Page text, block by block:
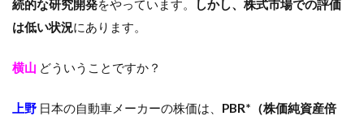
続的な研究開発をやっています。
しかし、株式市場での評価
は低い状況にあります。
横山 どういうことですか？
上野 日本の自動車メーカーの株価は、 PBR*（株価純資産倍